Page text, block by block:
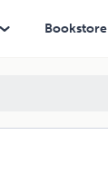
Bookstore